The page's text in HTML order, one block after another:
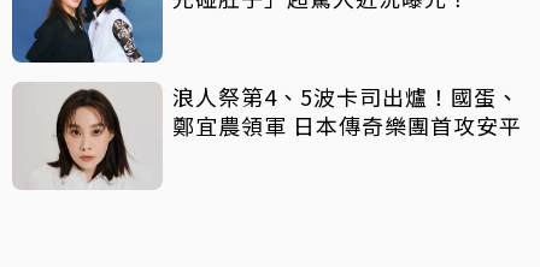
浪人祭第4、5波卡司出爐！國蛋、
鄭宜農領軍 日本傳奇樂團首攻安平